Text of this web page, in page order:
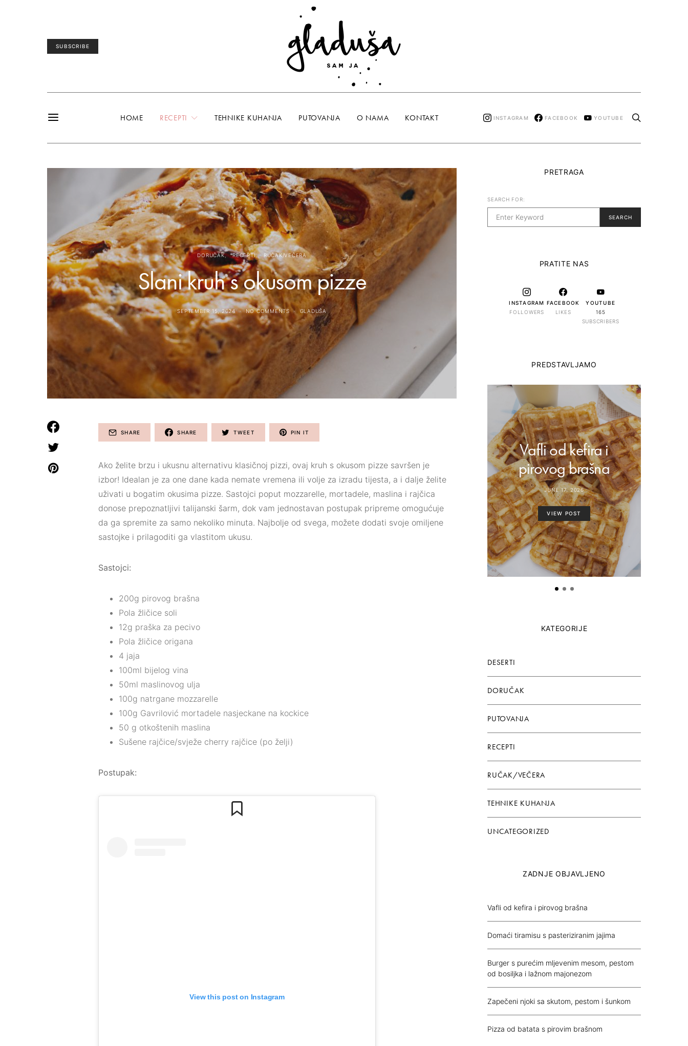
SUBSCRIBE
HOME RECEPTI TEHNIKE KUHANJA PUTOVANJA O NAMA KONTAKT INSTAGRAM FACEBOOK YOUTUBE
DORUČAK RECEPTI RUČAK/VEČERA
Slani kruh s okusom pizze
SEPTEMBER 15, 2024 NO COMMENTS GLADUŠA
SHARE SHARE TWEET PIN IT
Ako želite brzu i ukusnu alternativu klasičnoj pizzi, ovaj kruh s okusom pizze savršen je
izbor! Idealan je za one dane kada nemate vremena ili volje za izradu tijesta, a i dalje želite
uživati u bogatim okusima pizze. Sastojci poput mozzarelle, mortadele, maslina i rajčica
donose prepoznatljivi talijanski šarm, dok vam jednostavan postupak pripreme omogućuje
da ga spremite za samo nekoliko minuta. Najbolje od svega, možete dodati svoje omiljene
sastojke i prilagoditi ga vlastitom ukusu.
Sastojci:
200g pirovog brašna
Pola žličice soli
12g praška za pecivo
Pola žličice origana
4 jaja
100ml bijelog vina
50ml maslinovog ulja
100g natrgane mozzarelle
100g Gavrilović mortadele nasjeckane na kockice
50 g otkoštenih maslina
Sušene rajčice/svježe cherry rajčice (po želji)
Postupak:
View this post on Instagram
PRETRAGA
SEARCH FOR:
SEARCH
PRATITE NAS
INSTAGRAM
FOLLOWERS
FACEBOOK
LIKES
YOUTUBE
165
SUBSCRIBERS
PREDSTAVLJAMO
Vafli od kefira i
pirovog brašna
JUNE 17, 2026
VIEW POST
KATEGORIJE
DESERTI
DORUČAK
PUTOVANJA
RECEPTI
RUČAK/VEČERA
TEHNIKE KUHANJA
UNCATEGORIZED
ZADNJE OBJAVLJENO
Vafli od kefira i pirovog brašna
Domaći tiramisu s pasteriziranim jajima
Burger s purećim mljevenim mesom, pestom
od bosiljka i lažnom majonezom
Zapečeni njoki sa skutom, pestom i šunkom
Pizza od batata s pirovim brašnom